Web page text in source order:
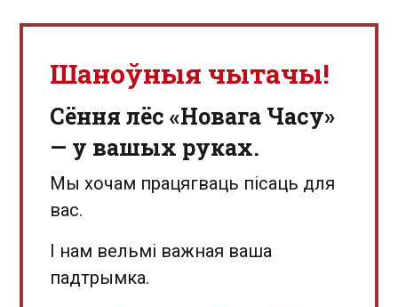
Шаноўныя чытачы!
Сёння лёс «Новага Часу»
— у вашых руках.
Мы хочам працягваць пісаць для
вас.
І нам вельмі важная ваша
падтрымка.